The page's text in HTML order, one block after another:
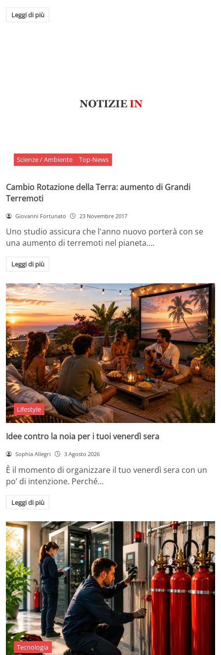
Leggi di più
Scienze / Ambiente Top-News
Cambio Rotazione della Terra: aumento di Grandi
Terremoti
Giovanni Fortunato 23 Novembre 2017
Uno studio assicura che l'anno nuovo porterà con se
una aumento di terremoti nel pianeta.…
Leggi di più
Lifestyle
Idee contro la noia per i tuoi venerdì sera
Sophia Allegri 3 Agosto 2026
È il momento di organizzare il tuo venerdì sera con un
po’ di intenzione. Perché…
Leggi di più
Tecnologia